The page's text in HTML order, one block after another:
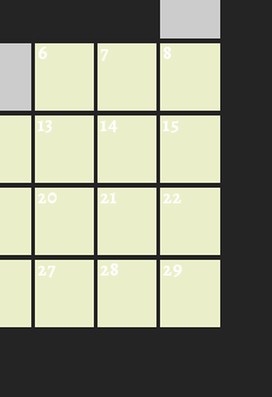
6 7 8
13 14 15
20 21 22
27 28 29